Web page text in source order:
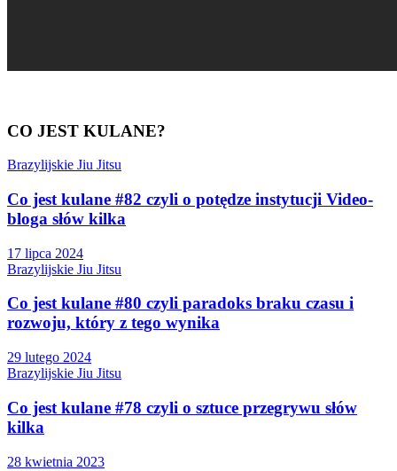
CO JEST KULANE?
Brazylijskie Jiu Jitsu
Co jest kulane #82 czyli o potędze instytucji Video-
bloga słów kilka
17 lipca 2024
Brazylijskie Jiu Jitsu
Co jest kulane #80 czyli paradoks braku czasu i
rozwoju, który z tego wynika
29 lutego 2024
Brazylijskie Jiu Jitsu
Co jest kulane #78 czyli o sztuce przegrywu słów
kilka
28 kwietnia 2023